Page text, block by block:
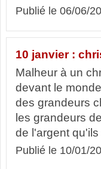
Publié le 06/06/
10 janvier :
Malheur à un
devant le
des grandeurs
les grandeurs
de l'argent
Publié le 10/01/